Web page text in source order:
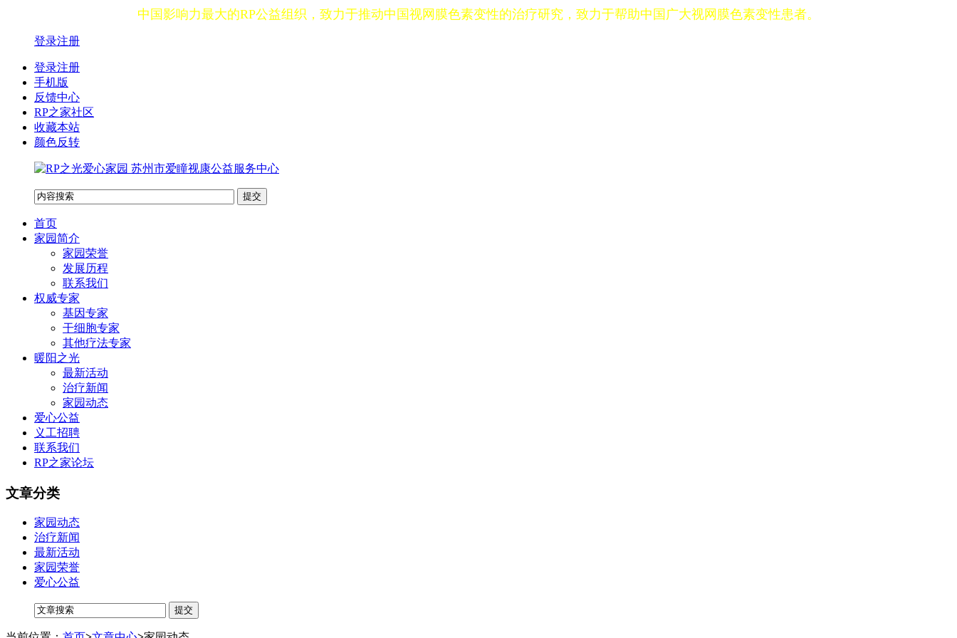
中国影响力最大的RP公益组织，致力于推动中国视网膜色素变性的治疗研究，致力于帮助中国广大视网膜色素变性患者。
登录注册
登录注册
手机版
反馈中心
RP之家社区
收藏本站
颜色反转
首页
家园简介
家园荣誉
发展历程
联系我们
权威专家
基因专家
干细胞专家
其他疗法专家
暖阳之光
最新活动
治疗新闻
家园动态
爱心公益
义工招聘
联系我们
RP之家论坛
文章分类
家园动态
治疗新闻
最新活动
家园荣誉
爱心公益